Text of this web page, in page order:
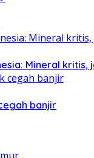
Mineral
banjir